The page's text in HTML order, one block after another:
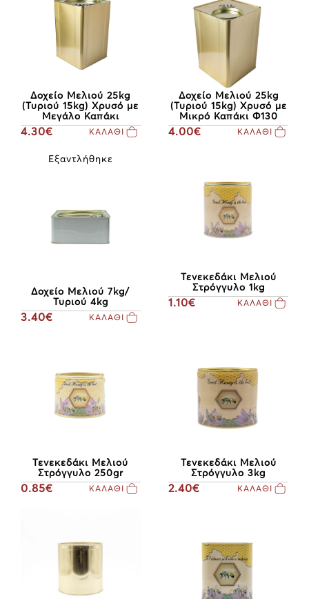
Δοχείο Μελιού 25kg
(Τυριού 15kg) Χρυσό με
Μεγάλο Καπάκι
4.30€ ΚΑΛΑΘΙ
Δοχείο Μελιού 25kg
(Τυριού 15kg) Χρυσό με
Μικρό Καπάκι Φ130
4.00€ ΚΑΛΑΘΙ
Εξαντλήθηκε
Δοχείο Μελιού 7kg/
Τυριού 4kg
3.40€ ΚΑΛΑΘΙ
Τενεκεδάκι Μελιού
Στρόγγυλο 1kg
1.10€ ΚΑΛΑΘΙ
Τενεκεδάκι Μελιού
Στρόγγυλο 250gr
0.85€ ΚΑΛΑΘΙ
Τενεκεδάκι Μελιού
Στρόγγυλο 3kg
2.40€ ΚΑΛΑΘΙ